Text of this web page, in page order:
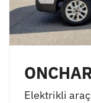
Elektrikli